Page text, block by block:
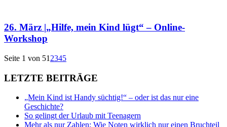
26. März |„Hilfe, mein Kind lügt“ – Online-
Workshop
Seite 1 von 51 2345
LETZTE BEITRÄGE
„Mein Kind ist Handy süchtig!“ – oder ist das nur eine
Geschichte?
So gelingt der Urlaub mit Teenagern
Mehr als nur Zahlen: Wie Noten wirklich nur einen Bruchteil